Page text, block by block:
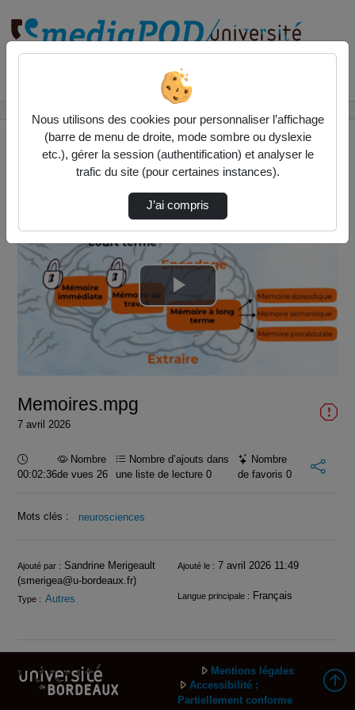
Lire
la
vidéo
Memoires.mpg
7 avril 2026
Durée :
00:02:36
Nombre
de vues 26
Nombre d’ajouts dans
une liste de lecture0
Nombre
de favoris 0
Mots clés : neurosciences
Infos
Ajouté par : Sandrine Merigeault
(smerigea@u-bordeaux.fr)
Ajouté le : 7 avril 2026 11:49
Type : Autres Langue principale : Français
Mentions légales
Accessibilité :
Partiellement conforme
Nous utilisons des cookies pour personnaliser l’affichage
(barre de menu de droite, mode sombre ou dyslexie
etc.), gérer la session (authentification) et analyser le
trafic du site (pour certaines instances).
J’ai compris